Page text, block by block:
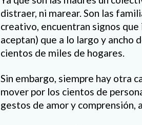
distraer, ni marear. Son las
creativo, encuentran signos
aceptan) que a lo largo y ancho
cientos de miles de hogares.
Sin embargo, siempre hay otra
mover por los cientos de
gestos de amor y comprensión,